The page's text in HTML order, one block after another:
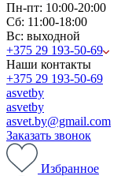
Пн-пт: 10:00-20:00
Сб: 11:00-18:00
Вс: выходной
+375 29 193-50-69
Наши контакты
+375 29 193-50-69
asvetby
asvetby
asvet.by@gmail.com
Заказать звонок
Избранное